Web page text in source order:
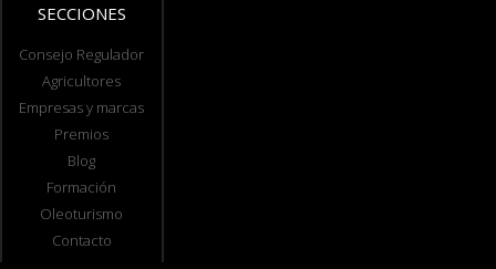
SECCIONES
Consejo Regulador
Agricultores
Empresas y marcas
Premios
Blog
Formación
Oleoturismo
Contacto